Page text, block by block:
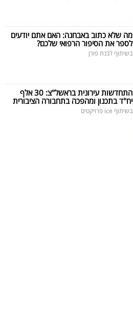
מה שלא כתוב באבחנה: האם אתם יודעים
לספר את הסיפור הרפואי שלכם?
בשיתוף לבנת פורן
התחדשות עירונית בראשל"צ: 30 אלף
יח"ד בתכנון ומהפכה בתחבורה הציבורית
בשיתוף ice פרויקטים